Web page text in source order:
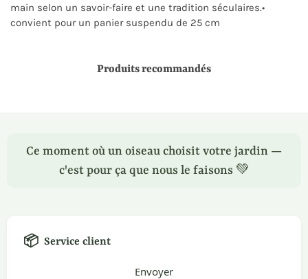
main selon un savoir-faire et une tradition séculaires.•
convient pour un panier suspendu de 25 cm
Produits recommandés
Ce moment où un oiseau choisit votre jardin —
c'est pour ça que nous le faisons 💚
📦 Service client
Envoyer